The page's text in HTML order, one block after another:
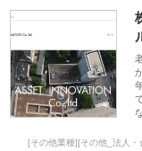
[その他業種][その他_法人・